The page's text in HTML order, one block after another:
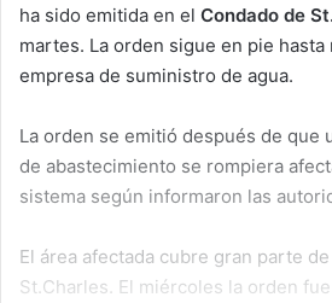
ha sido emitida en el Condado de
martes. La orden sigue en pie
empresa de suministro de agua.
La orden se emitió después de que
de abastecimiento se rompiera
sistema según informaron las
El área afectada cubre gran parte
St.Charles. El miércoles la orden